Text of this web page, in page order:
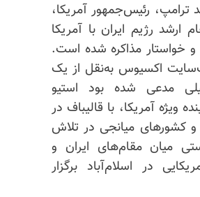
ترامپ، رئیس‌جمهور آمریکا،
ارشد رژیم ایران با آمریکا
خواستار مذاکره شده است.
اکسیوس به‌نقل از یک
مدعی شده بود استیو
ویژه آمریکا، با قالیباف در
کشورهای میانجی در تلاش
میان مقام‌های ایران و
در اسلام‌آباد برگزار